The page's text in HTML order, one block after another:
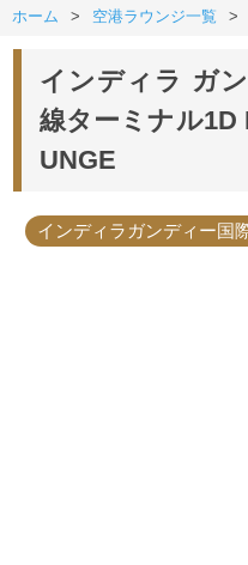
ホーム 空港ラウンジ一覧
インディラ ガ
線ターミナル1D
UNGE
インディラガンディー国